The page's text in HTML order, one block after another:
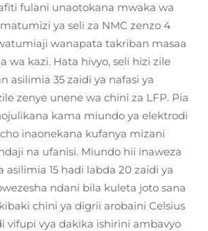
fulani unaotokana mwaka wa
ya seli za NMC zenzo 4
wanapata takriban masaa
wa kazi. Hata hivyo, seli hizi zile
asilimia 35 zaidi ya nafasi ya
zenye unene wa chini za LFP. Pia
kama miundo ya elektrodi
inaonekana kufanya mizani
na ufanisi. Miundo hii inaweza
asilimia 15 hadi labda 20 zaidi ya
ndani bila kuleta joto sana
chini ya digrii arobaini Celsius
vifupi vya dakika ishirini ambavyo